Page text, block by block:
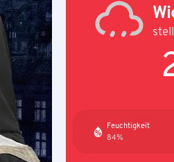
Feuchtigkeit
84%